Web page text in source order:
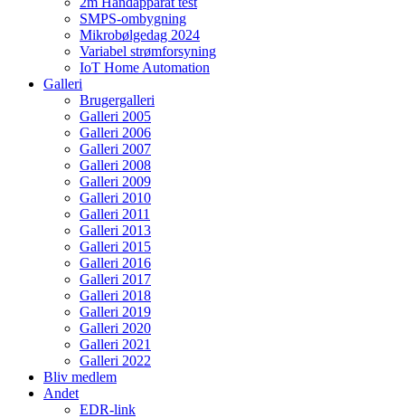
SMPS-ombygning
Mikrobølgedag 2024
Variabel strømforsyning
IoT Home Automation
Galleri
Brugergalleri
Galleri 2005
Galleri 2006
Galleri 2007
Galleri 2008
Galleri 2009
Galleri 2010
Galleri 2011
Galleri 2013
Galleri 2015
Galleri 2016
Galleri 2017
Galleri 2018
Galleri 2019
Galleri 2020
Galleri 2021
Galleri 2022
Bliv medlem
Andet
EDR-link